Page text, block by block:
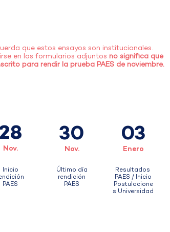
que estos ensayos son institucionales.
en los formularios adjuntos no significa que
para rendir la prueba PAES de noviembre.
Nov.
Inicio
PAES
30
Nov.
Último día
rendición
PAES
03
Enero
Resultados
PAES / Inicio
Postulacione
s Universidad